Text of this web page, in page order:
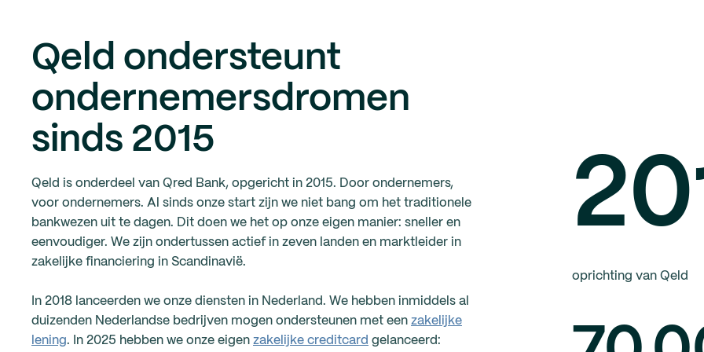
Qeld ondersteunt
ondernemersdromen
sinds 2015
Qeld is onderdeel van Qred Bank, opgericht in 2015. Door ondernemers,
voor ondernemers. Al sinds onze start zijn we niet bang om het traditionele
bankwezen uit te dagen. Dit doen we het op onze eigen manier: sneller en
eenvoudiger. We zijn ondertussen actief in zeven landen en marktleider in
zakelijke financiering in Scandinavië.
In 2018 lanceerden we onze diensten in Nederland. We hebben inmiddels al
duizenden Nederlandse bedrijven mogen ondersteunen met een zakelijke
lening. In 2025 hebben we onze eigen zakelijke creditcard gelanceerd:
oprichting van Qeld